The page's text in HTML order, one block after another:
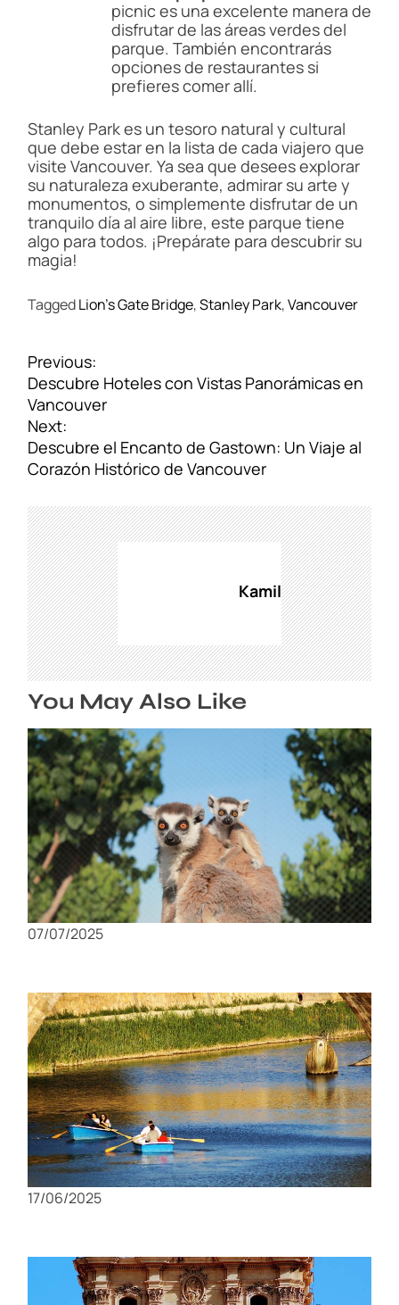
picnic es una excelente manera de
disfrutar de las áreas verdes del
parque. También encontrarás
opciones de restaurantes si
prefieres comer allí.
Stanley Park es un tesoro natural y cultural
que debe estar en la lista de cada viajero que
visite Vancouver. Ya sea que desees explorar
su naturaleza exuberante, admirar su arte y
monumentos, o simplemente disfrutar de un
tranquilo día al aire libre, este parque tiene
algo para todos. ¡Prepárate para descubrir su
magia!
TaggedLion's Gate Bridge,Stanley Park,Vancouver
N
a
v
e
g
a
i
ó
n
d
e
e
n
t
r
a
d
a
s
Previous:
Descubre Hoteles con Vistas Panorámicas en
Vancouver
Next:
Descubre el Encanto de Gastown: Un Viaje al
Corazón Histórico de Vancouver
Kamil
You May Also Like
Visita al Zoológico de Murcia: Un día en
familia con animales exóticos
07/07/2025
El río Segura: Un recorrido pintoresco por
Murcia
17/06/2025